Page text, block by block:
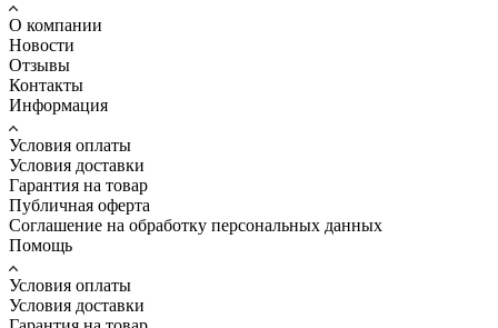
О компании
Новости
Отзывы
Контакты
Информация
Условия оплаты
Условия доставки
Гарантия на товар
Публичная оферта
Соглашение на обработку персональных данных
Помощь
Условия оплаты
Условия доставки